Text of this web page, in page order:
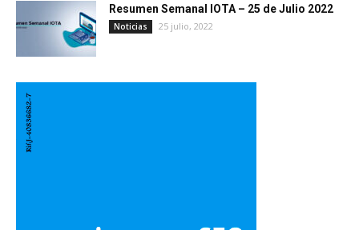
Resumen Semanal IOTA – 25 de Julio 2022
Noticias 25 julio, 2022